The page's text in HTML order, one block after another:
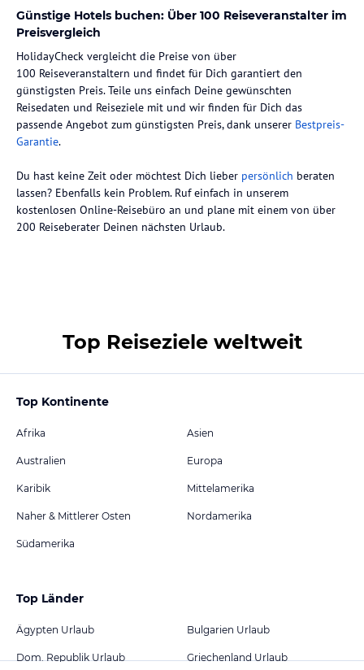
Günstige Hotels buchen: Über 100 Reiseveranstalter im
Preisvergleich
HolidayCheck vergleicht die Preise von über
100 Reiseveranstaltern und findet für Dich garantiert den
günstigsten Preis. Teile uns einfach Deine gewünschten
Reisedaten und Reiseziele mit und wir finden für Dich das
passende Angebot zum günstigsten Preis, dank unserer Bestpreis-
Garantie.
Du hast keine Zeit oder möchtest Dich lieber persönlich beraten
lassen? Ebenfalls kein Problem. Ruf einfach in unserem
kostenlosen Online-Reisebüro an und plane mit einem von über
200 Reiseberater Deinen nächsten Urlaub.
Top Reiseziele weltweit
Top Kontinente
Afrika Asien
Australien Europa
Karibik Mittelamerika
Naher & Mittlerer Osten Nordamerika
Südamerika
Top Länder
Ägypten Urlaub Bulgarien Urlaub
Dom. Republik Urlaub Griechenland Urlaub